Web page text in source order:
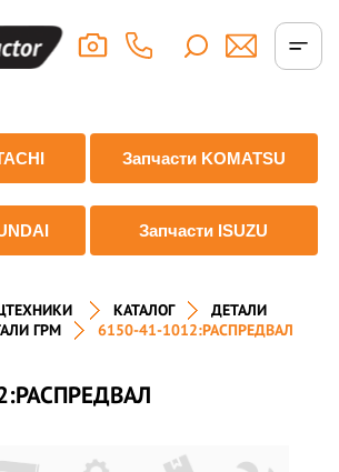
Запчасти KOMATSU
Запчасти ISUZU
КАТАЛОГ
ДЕТАЛИ
ГРМ 6150-41-1012:РАСПРЕДВАЛ